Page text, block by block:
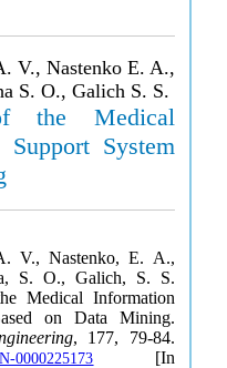
V., Nastenko E. A.,
S. O., Galich S. S.
the Medical
System
V., Nastenko, E. A.,
S. O., Galich, S. S.
Medical Information
on Data Mining.
, 177, 79-84.
0000225173 [In